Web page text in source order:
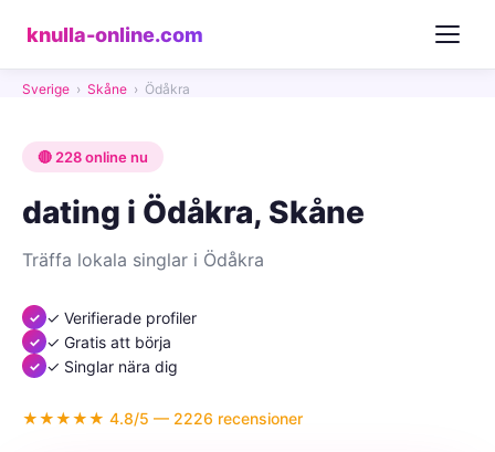
knulla-online.com
Sverige › Skåne › Ödåkra
🔴 228 online nu
dating i Ödåkra, Skåne
Träffa lokala singlar i Ödåkra
✓ Verifierade profiler
✓ Gratis att börja
✓ Singlar nära dig
★★★★★ 4.8/5 — 2226 recensioner